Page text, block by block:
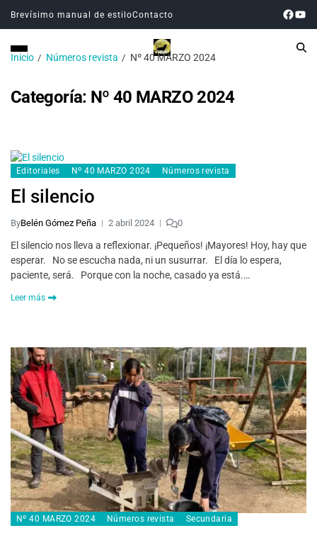
Brevísimo manual de estiloContacto
Inicio Números revista Nº 40 MARZO 2024
Categoría: Nº 40 MARZO 2024
Editoriales Nº 40 MARZO 2024 Números revista
El silencio
ByBelén Gómez Peña 2 abril 2024 0
El silencio nos lleva a reflexionar. ¡Pequeños! ¡Mayores! Hoy, hay que
esperar. No se escucha nada, ni un susurrar. El día lo espera,
paciente, será. Porque con la noche, casado ya está.…
Leer más
Nº 40 MARZO 2024 Números revista Secundaria